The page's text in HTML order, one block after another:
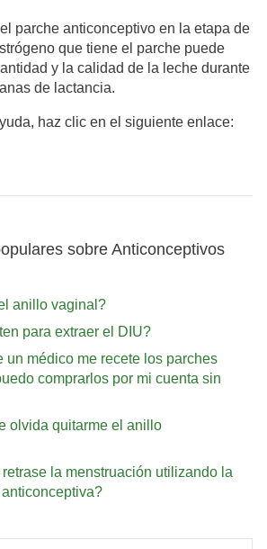
parche anticonceptivo en la etapa de
que tiene el parche puede
y la calidad de la leche durante
de lactancia.
haz clic en el siguiente enlace:
sobre Anticonceptivos
anillo vaginal?
para extraer el DIU?
un médico me recete los parches
comprarlos por mi cuenta sin
olvida quitarme el anillo
la menstruación utilizando la